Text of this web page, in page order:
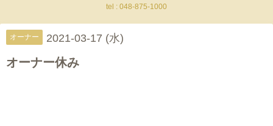
tel : 048-875-1000
オーナー 2021-03-17 (水)
オーナー休み